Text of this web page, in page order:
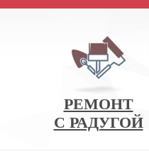
РЕМОНТ
С РАДУГОЙ